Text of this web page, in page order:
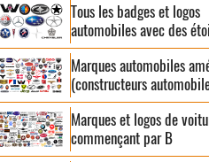
Tous les badges et logos
automobiles avec des
Marques automobiles
(constructeurs
Marques et logos de
commençant par B